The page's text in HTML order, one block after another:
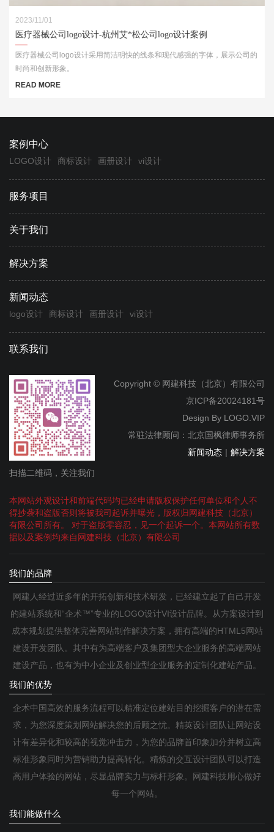
2023/11/01
医疗器械公司logo设计-杭州艾*松公司logo设计案例
医疗器械公司logo设计采用简洁明快的线条和现代感强的字体，展示公司的
时尚和创新形象。
READ MORE
案例中心
LOGO设计 商标设计 画册设计 vi设计
服务项目
关于我们
解决方案
新闻动态
logo设计 商标设计 画册设计 vi设计
联系我们
扫描二维码，关注我们
Copyright © 网建科技（北京）有限公司
京ICP备20024181号
Design By LOGO.VIP
常驻法律顾问：北京国枫律师事务所
新闻动态 | 解决方案
本网站外观设计和前端代码均已经申请版权保护任何单位和个人不
得抄袭和盗版否则将被我司起诉并曝光，版权归网建科技（北京）
有限公司所有。 对于盗版零容忍，见一个起诉一个。本网站所有数
据以及案例均来自网建科技（北京）有限公司
我们的品牌
网建人经过近多年的开拓创新和技术研发，已经建立起了自己开发
的建站系统和“企术™”专业的LOGO设计VI设计品牌。从方案设计到
成本规划提供整体完善网站制作解决方案，拥有高端的HTML5网站
建设开发团队。其中有为高端客户及集团型大企业服务的高端网站
建设产品，也有为中小企业及创业型企业服务的定制化建站产品。
我们的优势
企术中国高效的服务流程可以精准定位建站目的挖掘客户的潜在需
求，为您深度策划网站解决您的后顾之忧。精英设计团队让网站设
计有差异化和较高的视觉冲击力，为您的品牌首印象加分并树立高
标准形象同时为营销助力提高转化。精炼的交互设计团队可以打造
高用户体验的网站，尽显品牌实力与标杆形象。网建科技用心做好
每一个网站。
我们能做什么